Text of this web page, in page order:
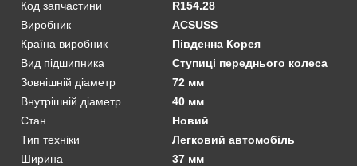
Код запчастини
R154.28
Виробник
ACSUSS
Країна виробник
Південна Корея
Вид підшипника
Ступиці переднього колеса
Зовнішній діаметр
72 мм
Внутрішній діаметр
40 мм
Стан
Новий
Тип техніки
Легковий автомобіль
Ширина
37 мм